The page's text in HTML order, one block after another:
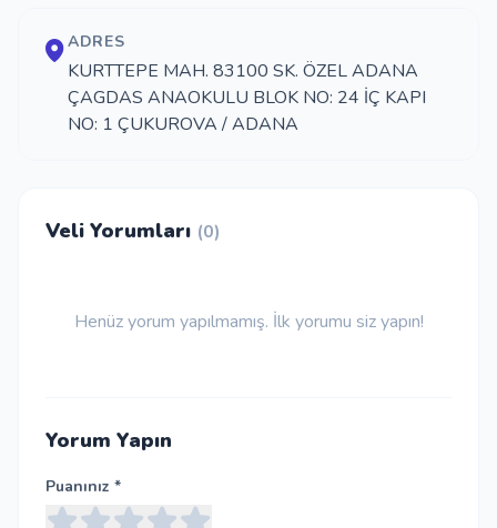
ADRES
KURTTEPE MAH. 83100 SK. ÖZEL ADANA
ÇAGDAS ANAOKULU BLOK NO: 24 İÇ KAPI
NO: 1 ÇUKUROVA / ADANA
Veli Yorumları (0)
Henüz yorum yapılmamış. İlk yorumu siz yapın!
Yorum Yapın
Puanınız *